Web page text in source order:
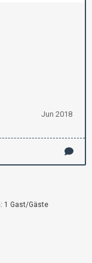
Jun 2018
1 Gast/Gäste